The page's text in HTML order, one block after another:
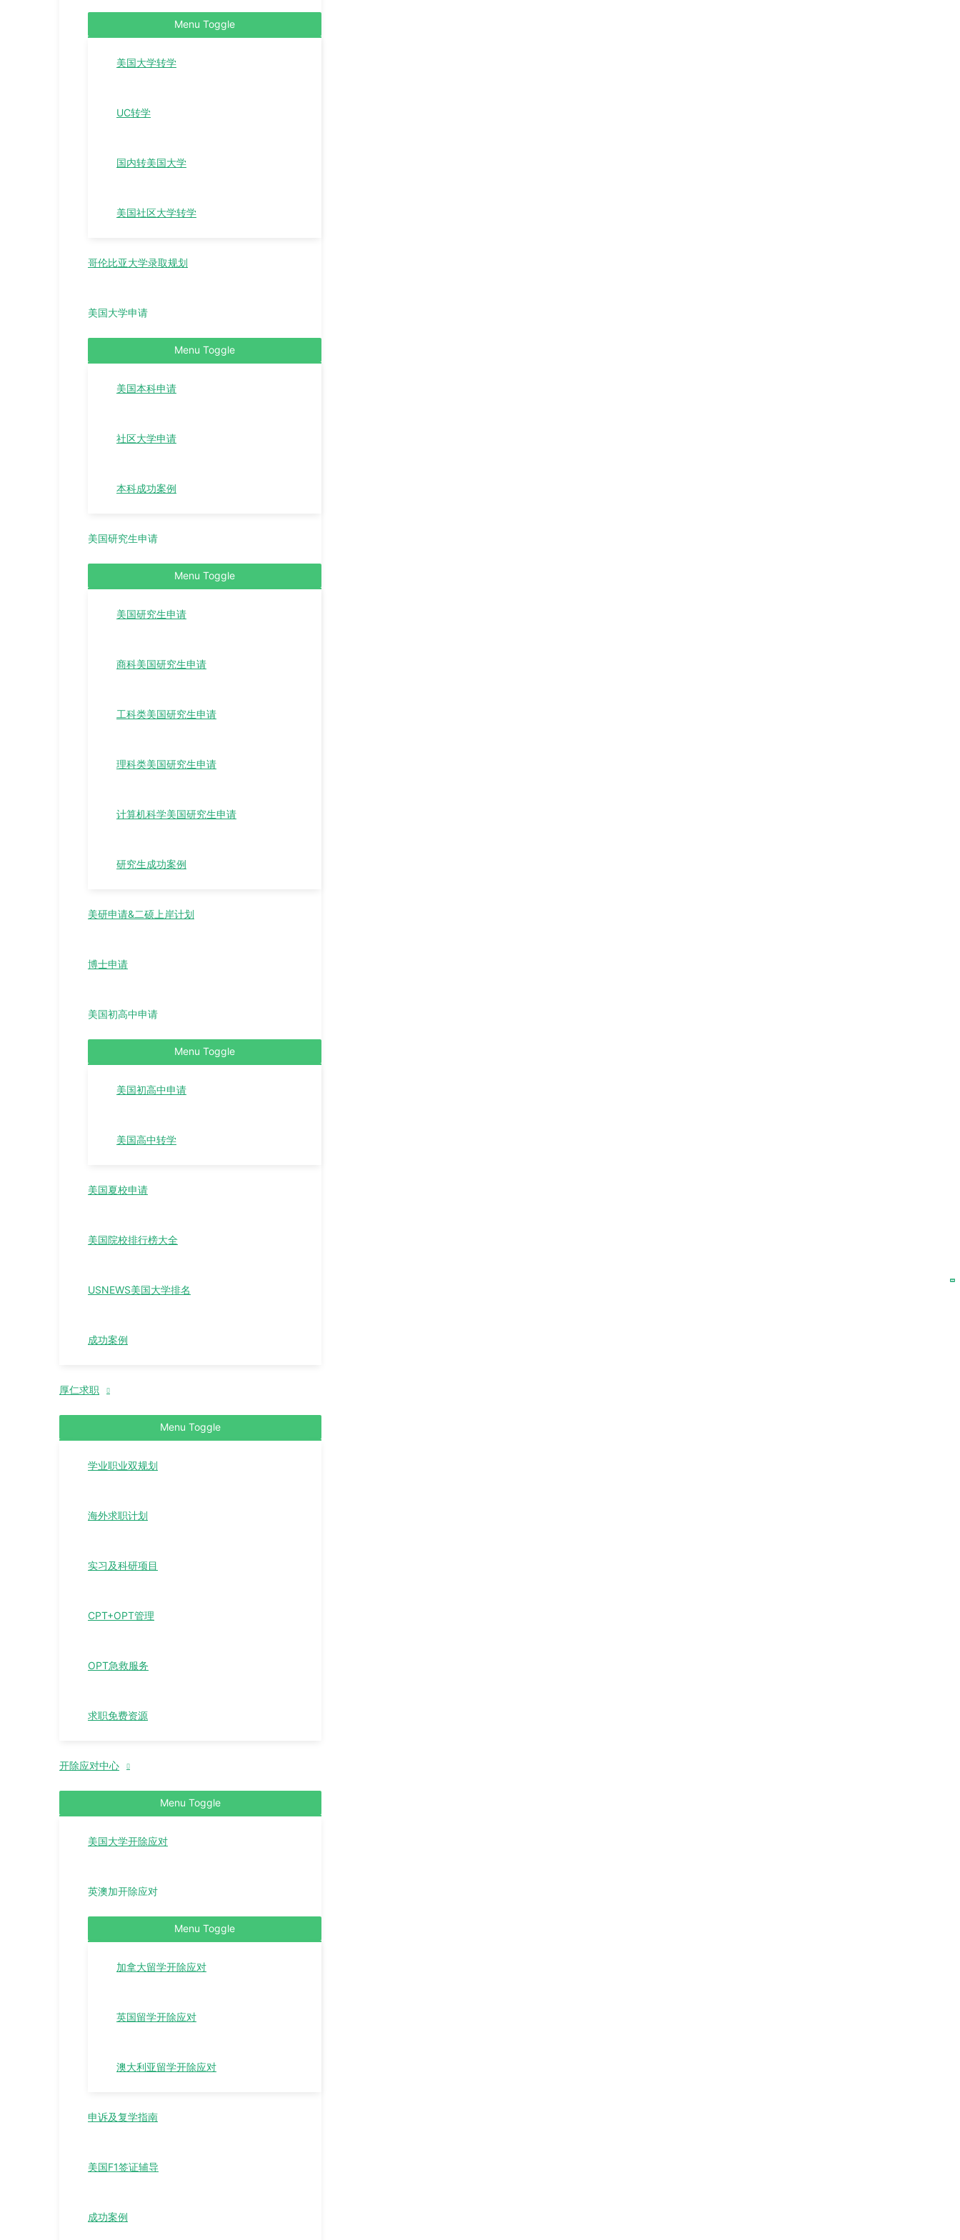
Menu Toggle
美国大学转学
UC转学
国内转美国大学
美国社区大学转学
哥伦比亚大学录取规划
美国大学申请
Menu Toggle
美国本科申请
社区大学申请
本科成功案例
美国研究生申请
Menu Toggle
美国研究生申请
商科美国研究生申请
工科类美国研究生申请
理科类美国研究生申请
计算机科学美国研究生申请
研究生成功案例
美研申请&二硕上岸计划
博士申请
美国初高中申请
Menu Toggle
美国初高中申请
美国高中转学
美国夏校申请
美国院校排行榜大全
USNEWS美国大学排名
成功案例
厚仁求职
Menu Toggle
学业职业双规划
海外求职计划
实习及科研项目
CPT+OPT管理
OPT急救服务
求职免费资源
开除应对中心
Menu Toggle
美国大学开除应对
英澳加开除应对
Menu Toggle
加拿大留学开除应对
英国留学开除应对
澳大利亚留学开除应对
申诉及复学指南
美国F1签证辅导
成功案例